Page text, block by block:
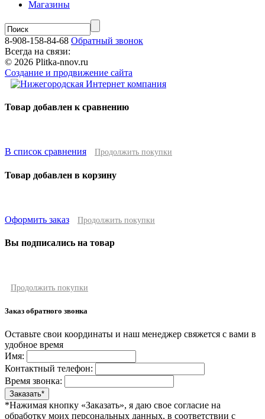
Магазины
8-908-158-84-68 Обратный звонок
Всегда на связи:
© 2026 Plitka-nnov.ru
Создание и продвижение сайта
Товар добавлен к сравнению
В список сравнения Продолжить покупки
Товар добавлен в корзину
Оформить заказ Продолжить покупки
Вы подписались на товар
Продолжить покупки
Заказ обратного звонка
Оставьте свои координаты и наш менеджер свяжется с вами в
удобное время
Имя:
Контактный телефон:
Время звонка:
*Нажимая кнопку «Заказать», я даю свое согласие на
обработку моих персональных данных, в соответствии с